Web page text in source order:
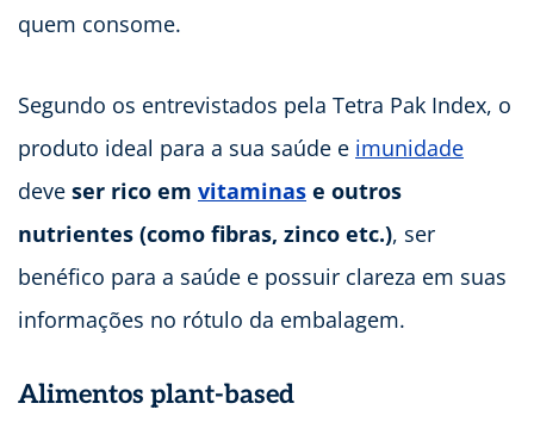
quem consome.
Segundo os entrevistados pela Tetra Pak Index, o
produto ideal para a sua saúde e imunidade
deve ser rico em vitaminas e outros
nutrientes (como fibras, zinco etc.), ser
benéfico para a saúde e possuir clareza em suas
informações no rótulo da embalagem.
Alimentos plant-based